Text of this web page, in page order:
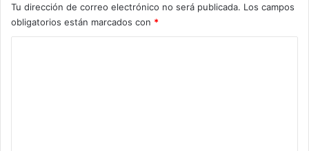
Tu dirección de correo electrónico no será publicada. Los campos
obligatorios están marcados con *